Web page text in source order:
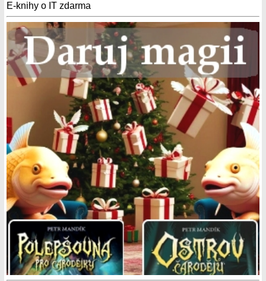
E-knihy o IT zdarma